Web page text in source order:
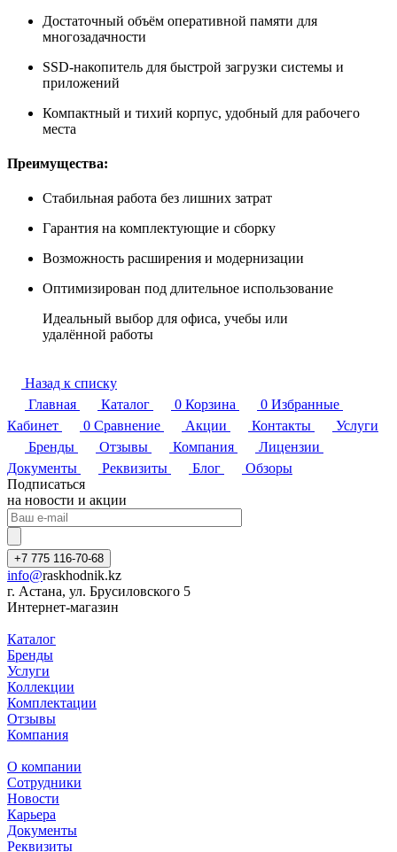
Достаточный объём оперативной памяти для
многозадачности
SSD-накопитель для быстрой загрузки системы и
приложений
Компактный и тихий корпус, удобный для рабочего
места
Преимущества:
Стабильная работа без лишних затрат
Гарантия на комплектующие и сборку
Возможность расширения и модернизации
Оптимизирован под длительное использование
Идеальный выбор для офиса, учебы или
удалённой работы
Назад к списку
Главная
Каталог 0 Корзина 0 Избранные
Кабинет
0 Сравнение Акции Контакты
Услуги
Бренды
Отзывы Компания
Лицензии
Документы
Реквизиты Блог
Обзоры
Подписаться
на новости и акции
+7 775 116-70-68
info@raskhodnik.kz
г. Астана, ул. Брусиловского 5
Интернет-магазин
Каталог
Бренды
Услуги
Коллекции
Комплектации
Отзывы
Компания
О компании
Сотрудники
Новости
Карьера
Документы
Реквизиты